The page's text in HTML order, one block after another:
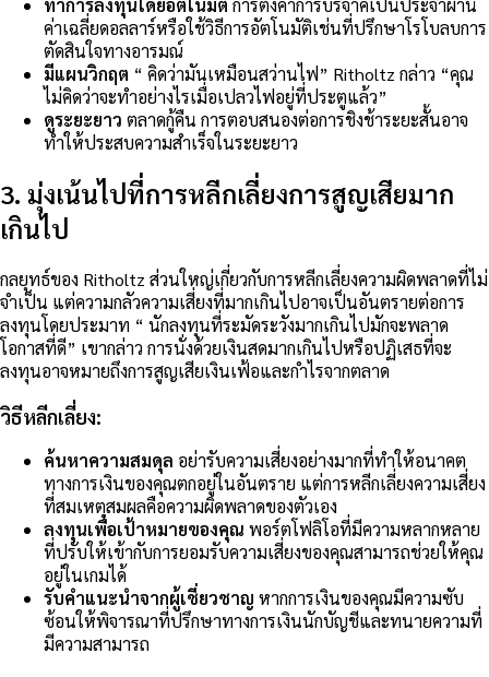
ทำการลงทุนโดยอัตโนมัติ การตั้งค่าการบริจาคเป็นประจำผ่าน
ค่าเฉลี่ยดอลลาร์หรือใช้วิธีการอัตโนมัติเช่นที่ปรึกษาโรโบลบการ
ตัดสินใจทางอารมณ์
มีแผนวิกฤต “ คิดว่ามันเหมือนสว่านไฟ” Ritholtz กล่าว “คุณ
ไม่คิดว่าจะทำอย่างไรเมื่อเปลวไฟอยู่ที่ประตูแล้ว”
ดูระยะยาว ตลาดกู้คืน การตอบสนองต่อการชิงช้าระยะสั้นอาจ
ทำให้ประสบความสำเร็จในระยะยาว
3. มุ่งเน้นไปที่การหลีกเลี่ยงการสูญเสียมาก
เกินไป
กลยุทธ์ของ Ritholtz ส่วนใหญ่เกี่ยวกับการหลีกเลี่ยงความผิดพลาดที่ไม่
จำเป็น แต่ความกลัวความเสี่ยงที่มากเกินไปอาจเป็นอันตรายต่อการ
ลงทุนโดยประมาท “ นักลงทุนที่ระมัดระวังมากเกินไปมักจะพลาด
โอกาสที่ดี” เขากล่าว การนั่งด้วยเงินสดมากเกินไปหรือปฏิเสธที่จะ
ลงทุนอาจหมายถึงการสูญเสียเงินเฟ้อและกำไรจากตลาด
วิธีหลีกเลี่ยง:
ค้นหาความสมดุล อย่ารับความเสี่ยงอย่างมากที่ทำให้อนาคต
ทางการเงินของคุณตกอยู่ในอันตราย แต่การหลีกเลี่ยงความเสี่ยง
ที่สมเหตุสมผลคือความผิดพลาดของตัวเอง
ลงทุนเพื่อเป้าหมายของคุณ พอร์ตโฟลิโอที่มีความหลากหลาย
ที่ปรับให้เข้ากับการยอมรับความเสี่ยงของคุณสามารถช่วยให้คุณ
อยู่ในเกมได้
รับคำแนะนำจากผู้เชี่ยวชาญ หากการเงินของคุณมีความซับ
ซ้อนให้พิจารณาที่ปรึกษาทางการเงินนักบัญชีและทนายความที่
มีความสามารถ